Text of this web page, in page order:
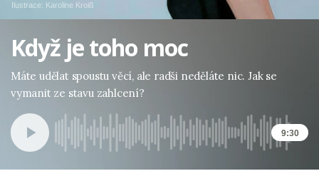
Ilustrace: Karoline Kroiß
Když je toho moc
Máte udělat spoustu věcí, ale radši neděláte nic. Jak se
vymanit ze stavu zahlcení?
9:30